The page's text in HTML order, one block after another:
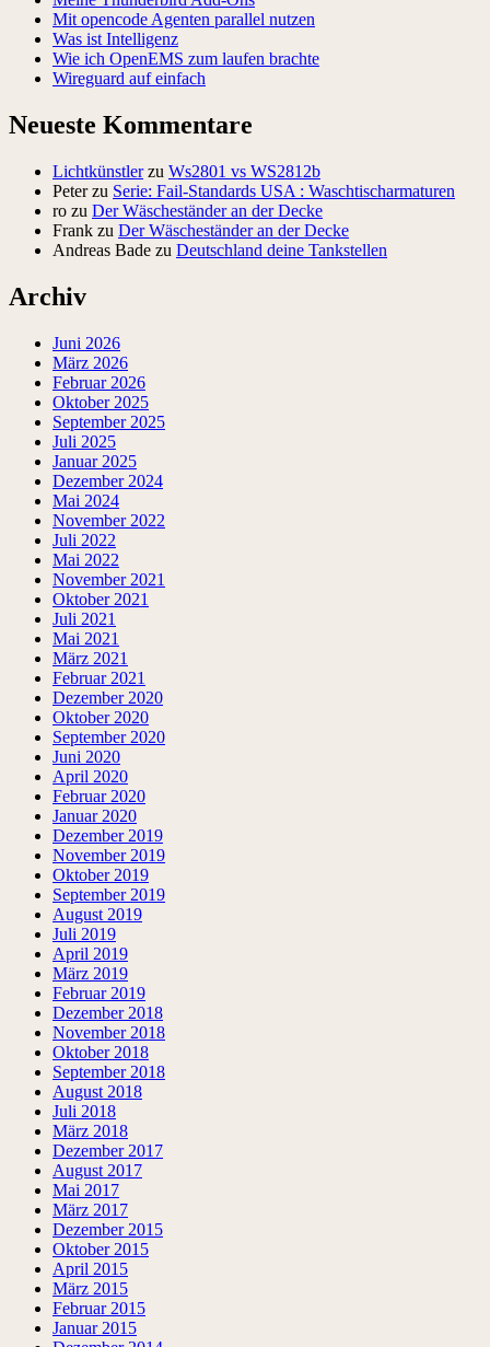
Mit opencode Agenten parallel nutzen
Was ist Intelligenz
Wie ich OpenEMS zum laufen brachte
Wireguard auf einfach
Neueste Kommentare
Lichtkünstlerzu Ws2801 vs WS2812b
Peterzu Serie: Fail-Standards USA : Waschtischarmaturen
ro zu Der Wäscheständer an der Decke
Frank zu Der Wäscheständer an der Decke
Andreas Bade zu Deutschland deine Tankstellen
Archiv
Juni 2026
März 2026
Februar 2026
Oktober 2025
September 2025
Juli 2025
Januar 2025
Dezember 2024
Mai 2024
November 2022
Juli 2022
Mai 2022
November 2021
Oktober 2021
Juli 2021
Mai 2021
März 2021
Februar 2021
Dezember 2020
Oktober 2020
September 2020
Juni 2020
April 2020
Februar 2020
Januar 2020
Dezember 2019
November 2019
Oktober 2019
September 2019
August 2019
Juli 2019
April 2019
März 2019
Februar 2019
Dezember 2018
November 2018
Oktober 2018
September 2018
August 2018
Juli 2018
März 2018
Dezember 2017
August 2017
Mai 2017
März 2017
Dezember 2015
Oktober 2015
April 2015
März 2015
Februar 2015
Januar 2015